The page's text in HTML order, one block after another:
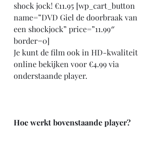
shock jock! €11.95 [wp_cart_button
name=”DVD Giel de doorbraak van
een shockjock” price=”11.99″
border=0]
Je kunt de film ook in HD-kwaliteit
online bekijken voor €4.99 via
onderstaande player.
Hoe werkt bovenstaande player?